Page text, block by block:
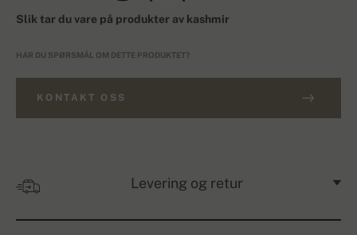
Slik tar du vare på produkter av kashmir
HAR DU SPØRSMÅL OM DETTE PRODUKTET?
KONTAKT OSS
Levering og retur